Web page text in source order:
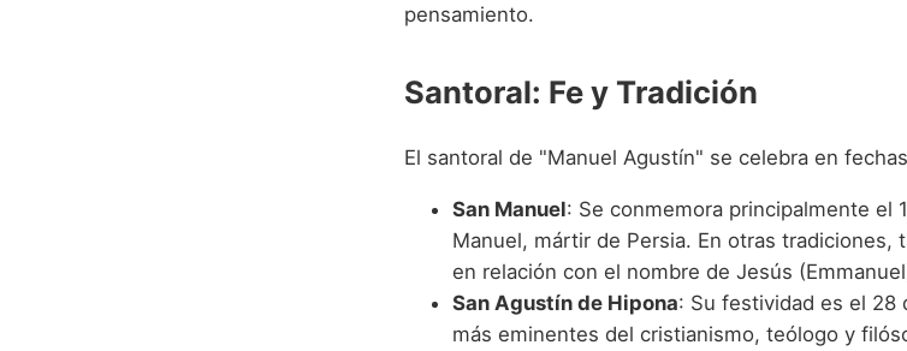
pensamiento.
Santoral: Fe y Tradición
El santoral de "Manuel Agustín" se celebra en
San Manuel: Se conmemora principalmente el
Manuel, mártir de Persia. En otras tradiciones,
en relación con el nombre de Jesús
San Agustín de Hipona: Su festividad es el 28
más eminentes del cristianismo, teólogo y